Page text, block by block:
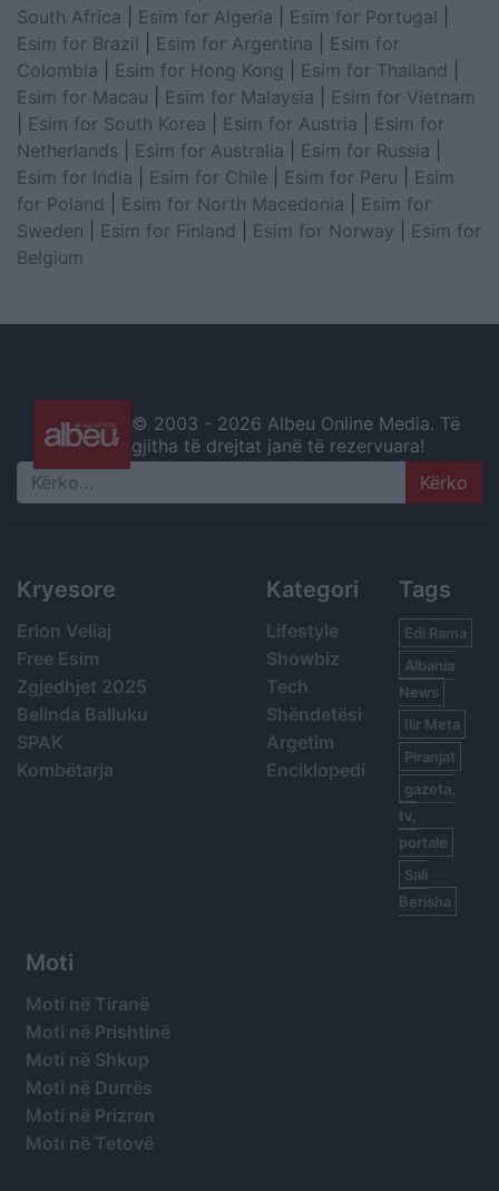
South Africa
Esim for Algeria Esim for Portugal
Esim for Brazil
Esim for Argentina
Esim for
Colombia
Esim for Hong Kong Esim for Thailand
Esim for Macau
Esim for Malaysia
Esim for Vietnam
Esim for South Korea Esim for Austria
Esim for
Netherlands
Esim for Australia Esim for Russia
Esim for India
Esim for Chile Esim for Peru
Esim
for Poland
Esim for North Macedonia
Esim for
Sweden
Esim for Finland Esim for Norway
Esim for
Belgium
© 2003 - 2026 Albeu Online Media. Të
gjitha të drejtat janë të rezervuara!
Search
Kryesore
Erion Veliaj
Free Esim
Zgjedhjet 2025
Belinda Balluku
SPAK
Kombëtarja
Kategori
Lifestyle
Showbiz
Tech
Shëndetësi
Argetim
Enciklopedi
Tags
Edi Rama
Albania
News
Ilir Meta
Piranjat
gazeta,
tv,
portale
Sali
Berisha
Moti
Moti në Tiranë
Moti në Prishtinë
Moti në Shkup
Moti në Durrës
Moti në Prizren
Moti në Tetovë